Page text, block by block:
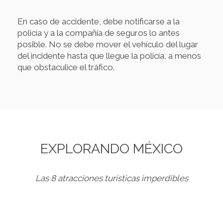
En caso de accidente, debe notificarse a la
policía y a la compañía de seguros lo antes
posible. No se debe mover el vehículo del lugar
del incidente hasta que llegue la policía, a menos
que obstaculice el tráfico.
EXPLORANDO MÉXICO
Las 8 atracciones turísticas imperdibles